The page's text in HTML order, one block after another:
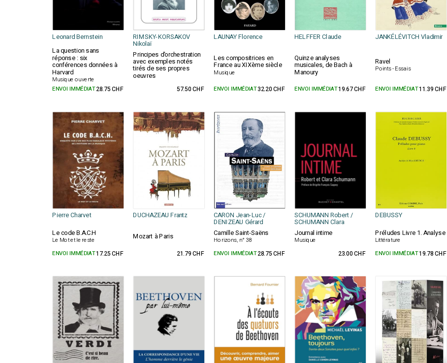
Leonard Bernstein RIMSKY-KORSAKOV
Nikolaï
LAUNAY Florence HELFFER Claude JANKÉLÉVITCH Vladimir
La question sans
réponse : six
conférences données à
Harvard
Musique ouverte
Principes d'orchestration
avec exemples notés
tirés de ses propres
oeuvres
Les compositrices en
France au XIXème siècle
Musique
Quinze analyses
musicales, de Bach à
Manoury
Ravel
Points - Essais
ENVOI IMMÉDIAT28.75 CHF 57.50 CHF ENVOI IMMÉDIAT32.20 CHF ENVOI IMMÉDIAT19.67 CHF ENVOI IMMÉDIAT11.39 CHF
Pierre Charvet DUCHAZEAU Frantz CARON Jean-Luc /
DENIZEAU Gérard
SCHUMANN Robert /
SCHUMANN Clara
DEBUSSY
Le code B.A.C.H
Le Mot et le reste Mozart à Paris Camille Saint-Saëns
Horizons, n° 38
Journal intime
Musique
Préludes Livre 1. Analyse
Littérature
ENVOI IMMÉDIAT17.25 CHF 21.79 CHF ENVOI IMMÉDIAT28.75 CHF 23.00 CHF ENVOI IMMÉDIAT19.78 CHF